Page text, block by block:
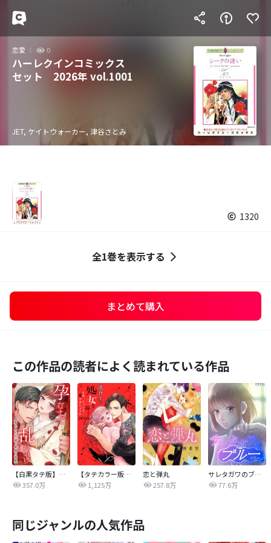
恋愛 0
ハーレクインコミックス
セット 2026年 vol.1001
JET, ケイトウォーカー, 津谷さとみ
1320
全1巻を表示する
まとめて購入
この作品の読者によく読まれている作品
【白黒タテ版】孕むまで乱れいけ～身代わり花嫁と軍服の猛愛
357.0万
【タテカラー版】漣蒼士に処女を捧ぐ～さあ、じっくり愛でましょうか
1,125万
恋と弾丸
257.8万
サレタガワのブルー【タテヨミ】
77.6万
同じジャンルの人気作品